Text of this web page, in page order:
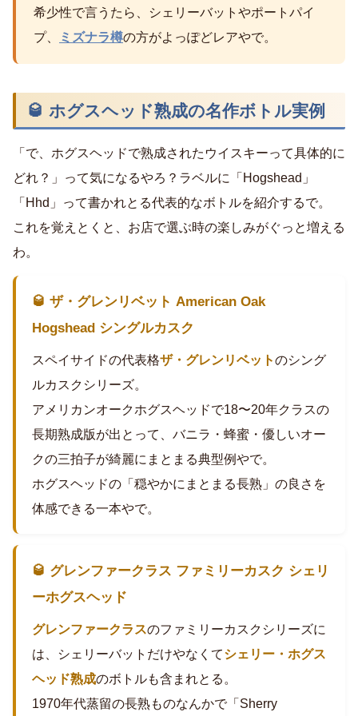
希少性で言うたら、シェリーバットやポートパイ
プ、
ミズナラ樽の方がよっぽどレアやで。
🥃 ホグスヘッド熟成の名作ボトル実例
「で、ホグスヘッドで熟成されたウイスキーって具体的に
どれ？」って気になるやろ？ラベルに「Hogshead」
「Hhd」って書かれとる代表的なボトルを紹介するで。
これを覚えとくと、お店で選ぶ時の楽しみがぐっと増える
わ。
🥃 ザ・グレンリベット American Oak
Hogshead シングルカスク
スペイサイドの代表格ザ・グレンリベットのシング
ルカスクシリーズ。
アメリカンオークホグスヘッドで18〜20年クラスの
長期熟成版が出とって、バニラ・蜂蜜・優しいオー
クの三拍子が綺麗にまとまる典型例やで。
ホグスヘッドの「穏やかにまとまる長熟」の良さを
体感できる一本やで。
🥃 グレンファークラス ファミリーカスク シェリ
ーホグスヘッド
グレンファークラスのファミリーカスクシリーズに
は、シェリーバットだけやなくてシェリー・ホグス
ヘッド熟成のボトルも含まれとる。
1970年代蒸留の長熟ものなんかで「Sherry